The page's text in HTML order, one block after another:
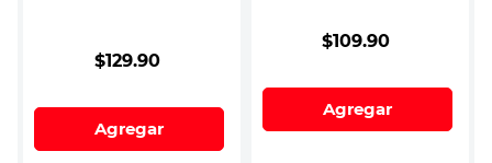
$129.90
Agregar
$109.90
Agregar